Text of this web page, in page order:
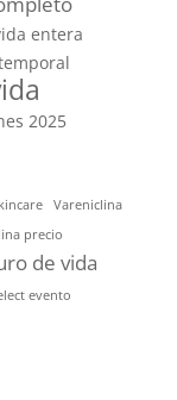
entera
2025
Vareniclina
precio
de vida
evento